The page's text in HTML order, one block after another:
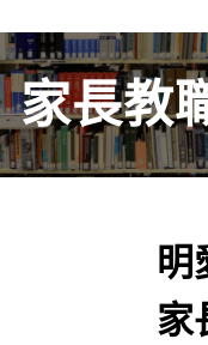
家長教
明
家